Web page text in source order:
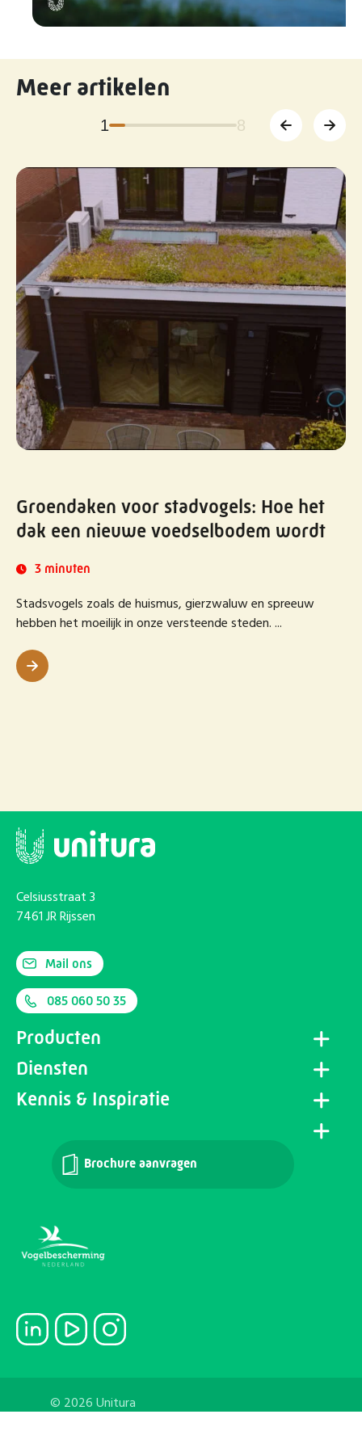
Meer artikelen
1 8
Groendaken voor stadvogels: Hoe het
dak een nieuwe voedselbodem wordt
3 minuten
Stadsvogels zoals de huismus, gierzwaluw en spreeuw
hebben het moeilijk in onze versteende steden. ...
Celsiusstraat 3
7461 JR Rijssen
Mail ons
085 060 50 35
Producten
Diensten
Kennis & Inspiratie
Brochure aanvragen
© 2026 Unitura